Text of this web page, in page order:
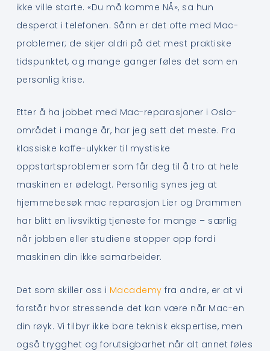
ikke ville starte. «Du må komme NÅ», sa hun
desperat i telefonen. Sånn er det ofte med Mac-
problemer; de skjer aldri på det mest praktiske
tidspunktet, og mange ganger føles det som en
personlig krise.
Etter å ha jobbet med Mac-reparasjoner i Oslo-
området i mange år, har jeg sett det meste. Fra
klassiske kaffe-ulykker til mystiske
oppstartsproblemer som får deg til å tro at hele
maskinen er ødelagt. Personlig synes jeg at
hjemmebesøk mac reparasjon Lier og Drammen
har blitt en livsviktig tjeneste for mange – særlig
når jobben eller studiene stopper opp fordi
maskinen din ikke samarbeider.
Det som skiller oss i Macademy fra andre, er at vi
forstår hvor stressende det kan være når Mac-en
din røyk. Vi tilbyr ikke bare teknisk ekspertise, men
også trygghet og forutsigbarhet når alt annet føles